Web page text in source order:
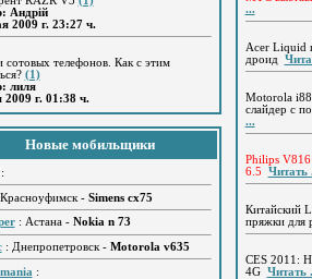
Андрій
2009 г. 23:27 ч.
сотовых телефонов. Как с этим
(1)
лиля
г. 01:38 ч.
Новые мобильщики
:
- Simens cx75
: Астана - Nokia n 73
: Днепропетровск - Motorola v635
:
...
Acer Liquid
дроид
Motorola
слайдер с
...
Philips
6.5 Читать
Китайский
пряжки для
CES 2011:
4G Читать